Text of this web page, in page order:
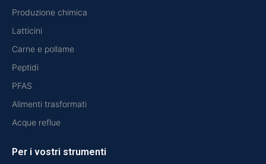
Produzione chimica
Latticini
Carne e pollame
Peptidi
PFAS
Alimenti trasformati
Acque reflue
Per i vostri strumenti